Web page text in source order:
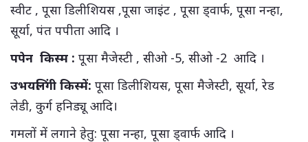
स्वीट , पूसा डिलीशियस ,पूसा जाइंट , पूसा ड्वार्फ, पूसा नन्हा,
सूर्या, पंत पपीता आदि ।
पपेन किस्म : पूसा मैजेस्टी , सीओ -5, सीओ -2 आदि ।
उभयलिंगी किस्में: पूसा डिलीशियस, पूसा मैजेस्टी, सूर्या, रेड
लेडी, कुर्ग हनिड्यू आदि।
गमलों में लगाने हेतु: पूसा नन्हा, पूसा ड्वार्फ आदि ।